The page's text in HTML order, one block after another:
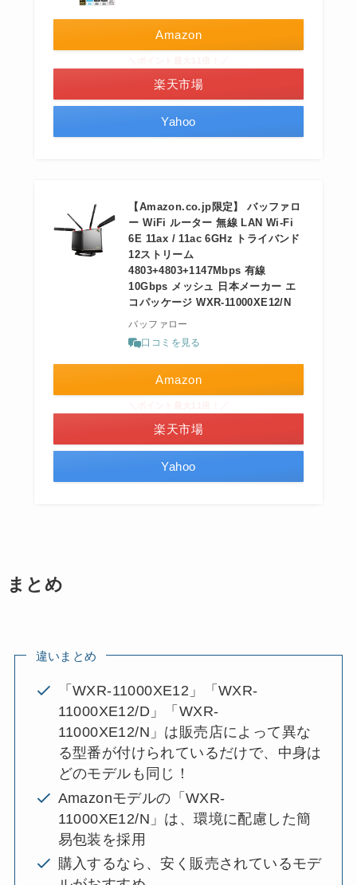
Amazon
楽天市場
Yahoo
【Amazon.co.jp限定】 バッファロ
ー WiFi ルーター 無線 LAN Wi-Fi
6E 11ax / 11ac 6GHz トライバンド
12ストリーム
4803+4803+1147Mbps 有線
10Gbps メッシュ 日本メーカー エ
コパッケージ WXR-11000XE12/N
バッファロー
口コミを見る
Amazon
楽天市場
Yahoo
まとめ
違いまとめ
「WXR-11000XE12」「WXR-
11000XE12/D」「WXR-
11000XE12/N」は販売店によって異な
る型番が付けられているだけで、中身は
どのモデルも同じ！
Amazonモデルの「WXR-
11000XE12/N」は、環境に配慮した簡
易包装を採用
購入するなら、安く販売されているモデ